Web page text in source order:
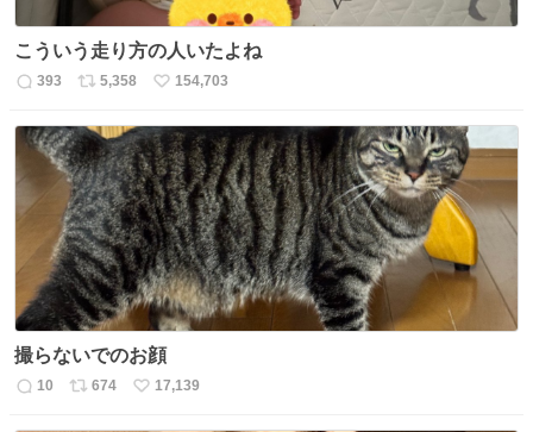
こういう走り方の人いたよね
返
数
393
リ
ス
ト
数
5,358
い
ね
数
154,703
撮らないでのお顔
返
10
リ
674
い
17,139